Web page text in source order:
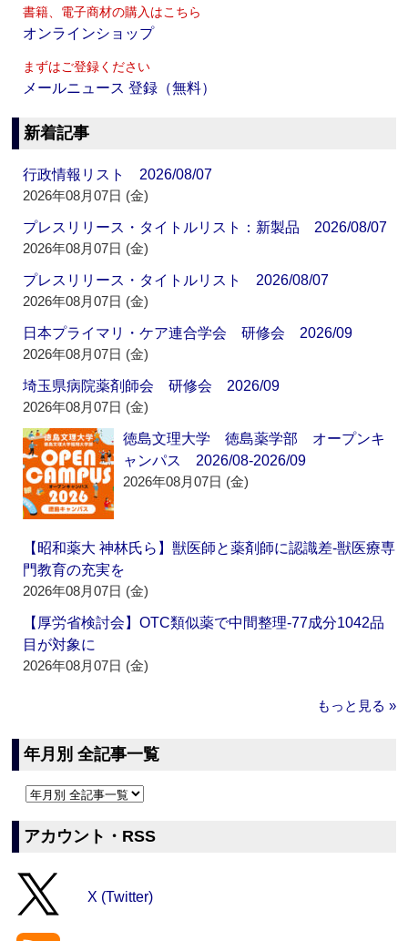
書籍、電子商材の購入はこちら
オンラインショップ
まずはご登録ください
メールニュース 登録（無料）
新着記事
行政情報リスト 2026/08/07
2026年08月07日 (金)
プレスリリース・タイトルリスト：新製品 2026/08/07
2026年08月07日 (金)
プレスリリース・タイトルリスト 2026/08/07
2026年08月07日 (金)
日本プライマリ・ケア連合学会 研修会 2026/09
2026年08月07日 (金)
埼玉県病院薬剤師会 研修会 2026/09
2026年08月07日 (金)
徳島文理大学 徳島薬学部 オープンキ
ャンパス 2026/08-2026/09
2026年08月07日 (金)
【昭和薬大 神林氏ら】獣医師と薬剤師に認識差‐獣医療専
門教育の充実を
2026年08月07日 (金)
【厚労省検討会】OTC類似薬で中間整理‐77成分1042品
目が対象に
2026年08月07日 (金)
もっと見る »
年月別 全記事一覧
アカウント・RSS
X (Twitter)